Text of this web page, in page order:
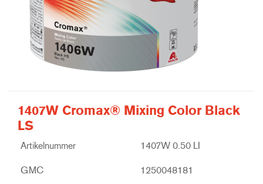
1407W Cromax® Mixing Color Black
LS
Artikelnummer 1407W 0.50 LI
GMC 1250048181